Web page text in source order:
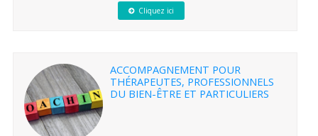
Cliquez ici
ACCOMPAGNEMENT POUR
THÉRAPEUTES, PROFESSIONNELS
DU BIEN-ÊTRE ET PARTICULIERS